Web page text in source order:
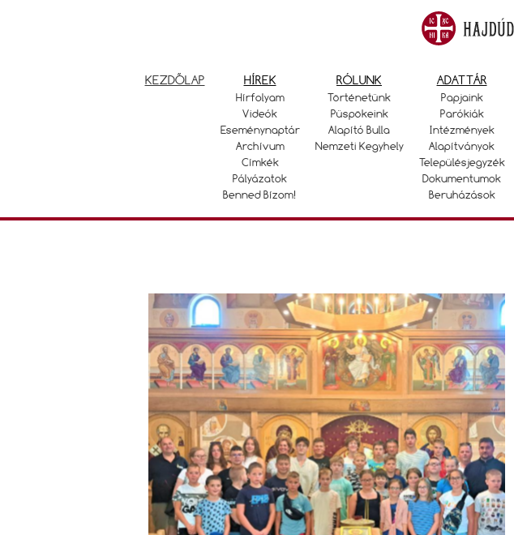
KEZDŐLAP HÍREK
Hírfolyam
Videók
Eseménynaptár
Archívum
Címkék
Pályázatok
Benned Bízom!
RÓLUNK
Történetünk
Püspökeink
Alapító Bulla
Nemzeti Kegyhely
ADATTÁR
Papjaink
Parókiák
Intézmények
Alapítványok
Településjegyzék
Dokumentumok
Beruházások